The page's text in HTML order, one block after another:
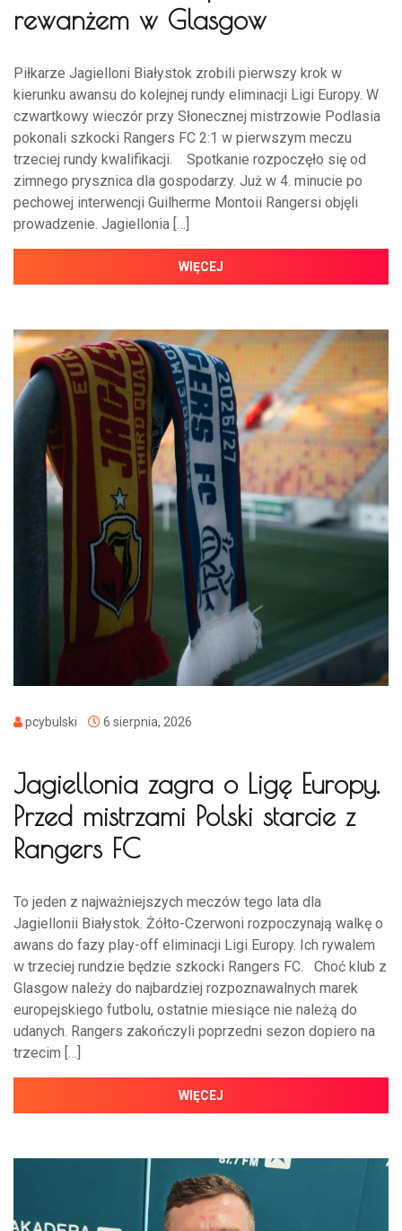
rewanżem w Glasgow
Piłkarze Jagielloni Białystok zrobili pierwszy krok w
kierunku awansu do kolejnej rundy eliminacji Ligi Europy. W
czwartkowy wieczór przy Słonecznej mistrzowie Podlasia
pokonali szkocki Rangers FC 2:1 w pierwszym meczu
trzeciej rundy kwalifikacji. Spotkanie rozpoczęło się od
zimnego prysznica dla gospodarzy. Już w 4. minucie po
pechowej interwencji Guilherme Montoii Rangersi objęli
prowadzenie. Jagiellonia […]
WIĘCEJ
pcybulski 6 sierpnia, 2026
Jagiellonia zagra o Ligę Europy.
Przed mistrzami Polski starcie z
Rangers FC
To jeden z najważniejszych meczów tego lata dla
Jagiellonii Białystok. Żółto-Czerwoni rozpoczynają walkę o
awans do fazy play-off eliminacji Ligi Europy. Ich rywalem
w trzeciej rundzie będzie szkocki Rangers FC. Choć klub z
Glasgow należy do najbardziej rozpoznawalnych marek
europejskiego futbolu, ostatnie miesiące nie należą do
udanych. Rangers zakończyli poprzedni sezon dopiero na
trzecim […]
WIĘCEJ